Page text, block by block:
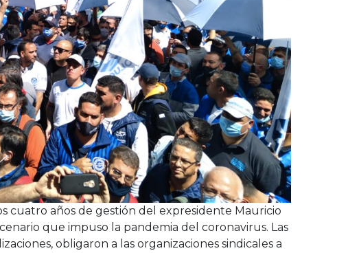
cuatro años de gestión del expresidente Mauricio
que impuso la pandemia del coronavirus. Las
obligaron a las organizaciones sindicales a